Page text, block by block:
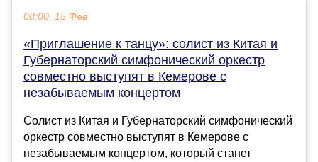
08:00, 15 Фев
«Приглашение к танцу»: солист из Китая и
Губернаторский симфонический оркестр
совместно выступят в Кемерове с
незабываемым концертом
Солист из Китая и Губернаторский симфонический
оркестр совместно выступят в Кемерове с
незабываемым концертом, который станет